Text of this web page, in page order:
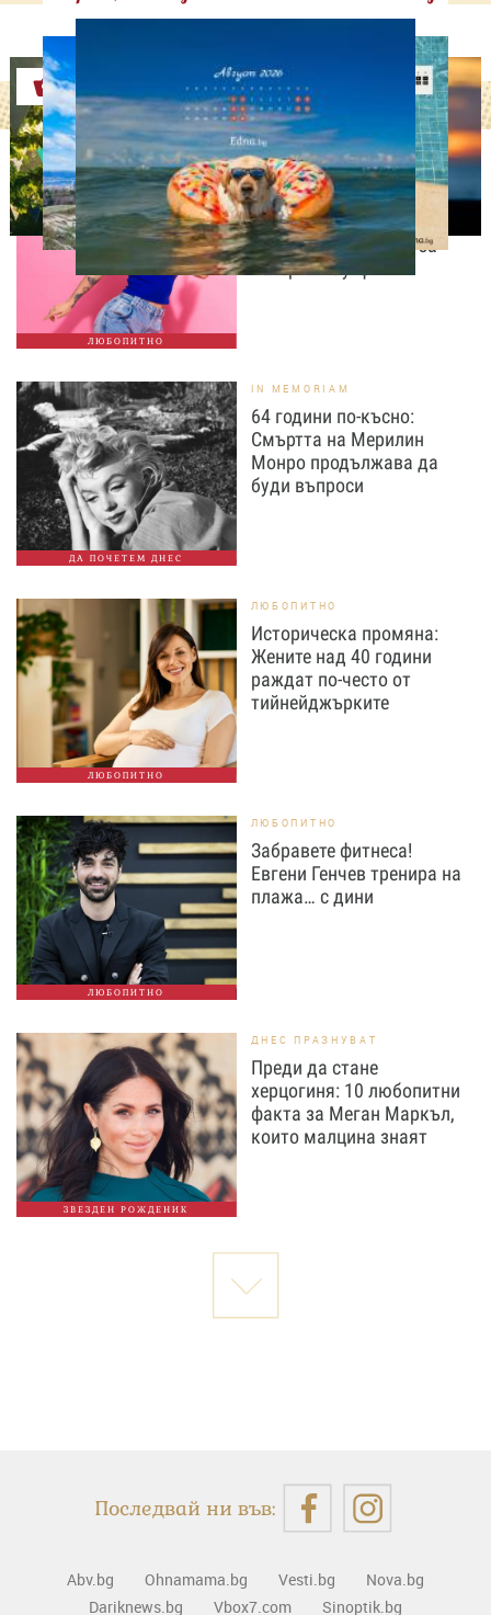
Оферти
ЛЮБОПИТНО
МОДА И КРАСОТА
Край на високите токчета
и дамските чанти? Gen Z
променя правилата за
вечерния аутфит
ДА ПОЧЕТЕМ ДНЕС
IN MEMORIAM
64 години по-късно:
Смъртта на Мерилин
Монро продължава да
буди въпроси
ЛЮБОПИТНО
ЛЮБОПИТНО
Историческа промяна:
Жените над 40 години
раждат по-често от
тийнейджърките
ЛЮБОПИТНО
ЛЮБОПИТНО
Забравете фитнеса!
Евгени Генчев тренира на
плажа… с дини
ЗВЕЗДЕН РОЖДЕНИК
ДНЕС ПРАЗНУВАТ
Преди да стане
херцогиня: 10 любопитни
факта за Меган Маркъл,
които малцина знаят
Последвай ни във:
Abv.bg Ohnamama.bg Vesti.bg
Nova.bg
Dariknews.bg
Vbox7.com Sinoptik.bg